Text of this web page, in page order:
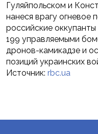
Гуляйпольском и
нанеся врагу огневое
российские
199 управляемыми
дронов-камикадзе и
позиций украинских
Источник: rbc.ua